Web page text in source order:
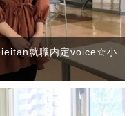
就職内定voice☆小